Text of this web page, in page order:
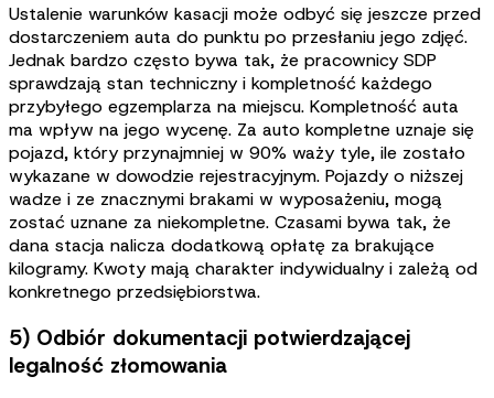
Ustalenie warunków kasacji może odbyć się jeszcze przed
dostarczeniem auta do punktu po przesłaniu jego zdjęć.
Jednak bardzo często bywa tak, że pracownicy SDP
sprawdzają stan techniczny i kompletność każdego
przybyłego egzemplarza na miejscu. Kompletność auta
ma wpływ na jego wycenę. Za auto kompletne uznaje się
pojazd, który przynajmniej w 90% waży tyle, ile zostało
wykazane w dowodzie rejestracyjnym. Pojazdy o niższej
wadze i ze znacznymi brakami w wyposażeniu, mogą
zostać uznane za niekompletne. Czasami bywa tak, że
dana stacja nalicza dodatkową opłatę za brakujące
kilogramy. Kwoty mają charakter indywidualny i zależą od
konkretnego przedsiębiorstwa.
5) Odbiór dokumentacji potwierdzającej
legalność złomowania